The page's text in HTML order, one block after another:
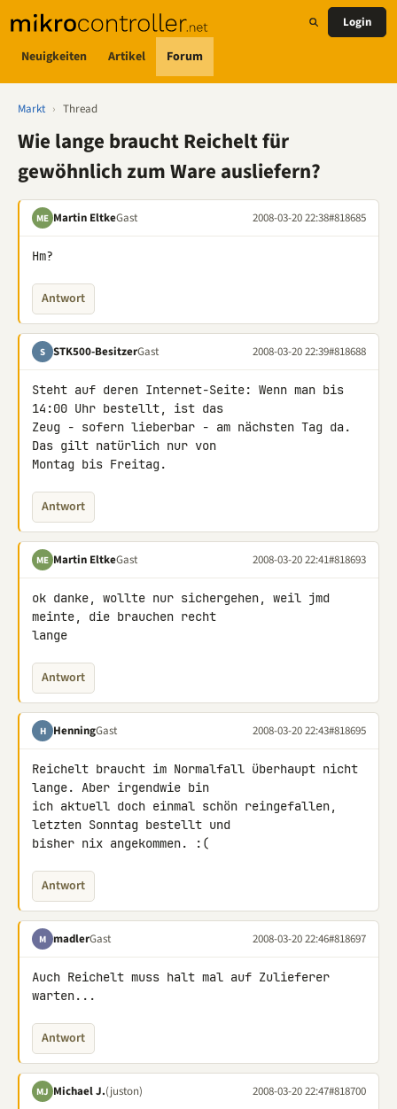
Neuigkeiten Artikel Forum
Login
Markt › Thread
Wie lange braucht Reichelt für
gewöhnlich zum Ware ausliefern?
ME Martin EltkeGast 2008-03-20 22:38#818685
Hm?
Antwort
S STK500-BesitzerGast 2008-03-20 22:39#818688
Steht auf deren Internet-Seite: Wenn man bis
14:00 Uhr bestellt, ist das
Zeug - sofern lieberbar - am nächsten Tag da.
Das gilt natürlich nur von
Montag bis Freitag.
Antwort
ME Martin EltkeGast 2008-03-20 22:41#818693
ok danke, wollte nur sichergehen, weil jmd
meinte, die brauchen recht
lange
Antwort
H HenningGast 2008-03-20 22:43#818695
Reichelt braucht im Normalfall überhaupt nicht
lange. Aber irgendwie bin
ich aktuell doch einmal schön reingefallen,
letzten Sonntag bestellt und
bisher nix angekommen. :(
Antwort
M madlerGast 2008-03-20 22:46#818697
Auch Reichelt muss halt mal auf Zulieferer
warten...
Antwort
MJ Michael J.(juston) 2008-03-20 22:47#818700